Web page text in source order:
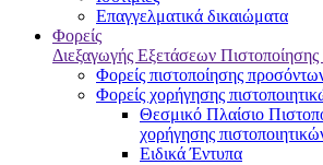
Επαγγελματικά δικαιώματα
Φορείς
Διεξαγωγής Εξετάσεων
Φορείς πιστοποίησης
Φορείς χορήγησης
Θεσμικό Πλαίσιο
χορήγησης
Ειδικά Έντυπα